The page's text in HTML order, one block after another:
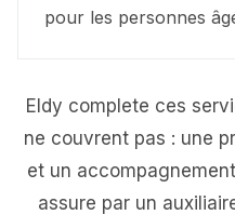
pour les personnes
Eldy complete ces
ne couvrent pas : une
et un
assure par un